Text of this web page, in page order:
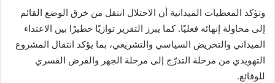
وتؤكد المعطيات الميدانية أن الاحتلال انتقل من خرق الوضع القائم
إلى محاولة إنهائه فعليًا. كما يبرز التقرير توازيًا خطيرًا بين الاعتداء
الميداني والتحريض السياسي والتشريعي، بما يؤكد انتقال المشروع
التهويدي من مرحلة التدرّج إلى مرحلة الجهر والفرض القسري
للوقائع.